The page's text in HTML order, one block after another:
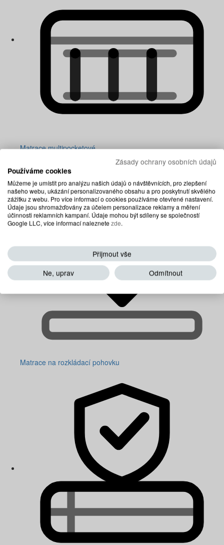
Matrace multipocketové
Matrace na rozkládací pohovku
Zásady ochrany osobních údajů
Používáme cookies
Můžeme je umístit pro analýzu našich údajů o návštěvnících, pro zlepšení
našeho webu, ukázání personalizovaného obsahu a pro poskytnutí skvělého
zážitku z webu. Pro více informací o cookies používáme otevřené nastavení.
Údaje jsou shromažďovány za účelem personalizace reklamy a měření
účinnosti reklamních kampaní. Údaje mohou být sdíleny se společností
Google LLC, více informací naleznetezde.
Přijmout vše
Ne, uprav
Odmítnout